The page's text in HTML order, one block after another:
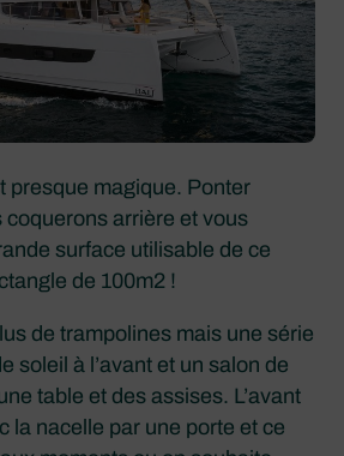
presque magique. Ponter
coquerons arrière et vous
surface utilisable de ce
de 100m2 !
de trampolines mais une série
soleil à l’avant et un salon de
table et des assises. L’avant
la nacelle par une porte et ce